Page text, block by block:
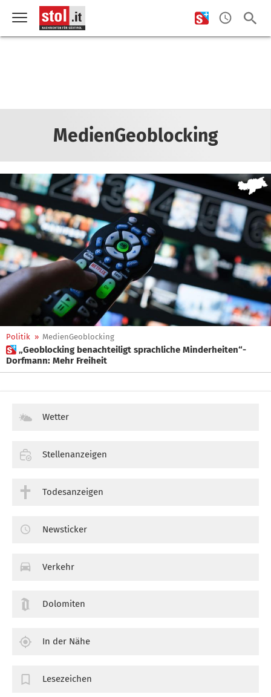
MedienGeoblocking
Politik » MedienGeoblocking
 „Geoblocking benachteiligt sprachliche Minderheiten“-
Dorfmann: Mehr Freiheit
Wetter
Stellenanzeigen
Todesanzeigen
Newsticker
Verkehr
Dolomiten
In der Nähe
Lesezeichen